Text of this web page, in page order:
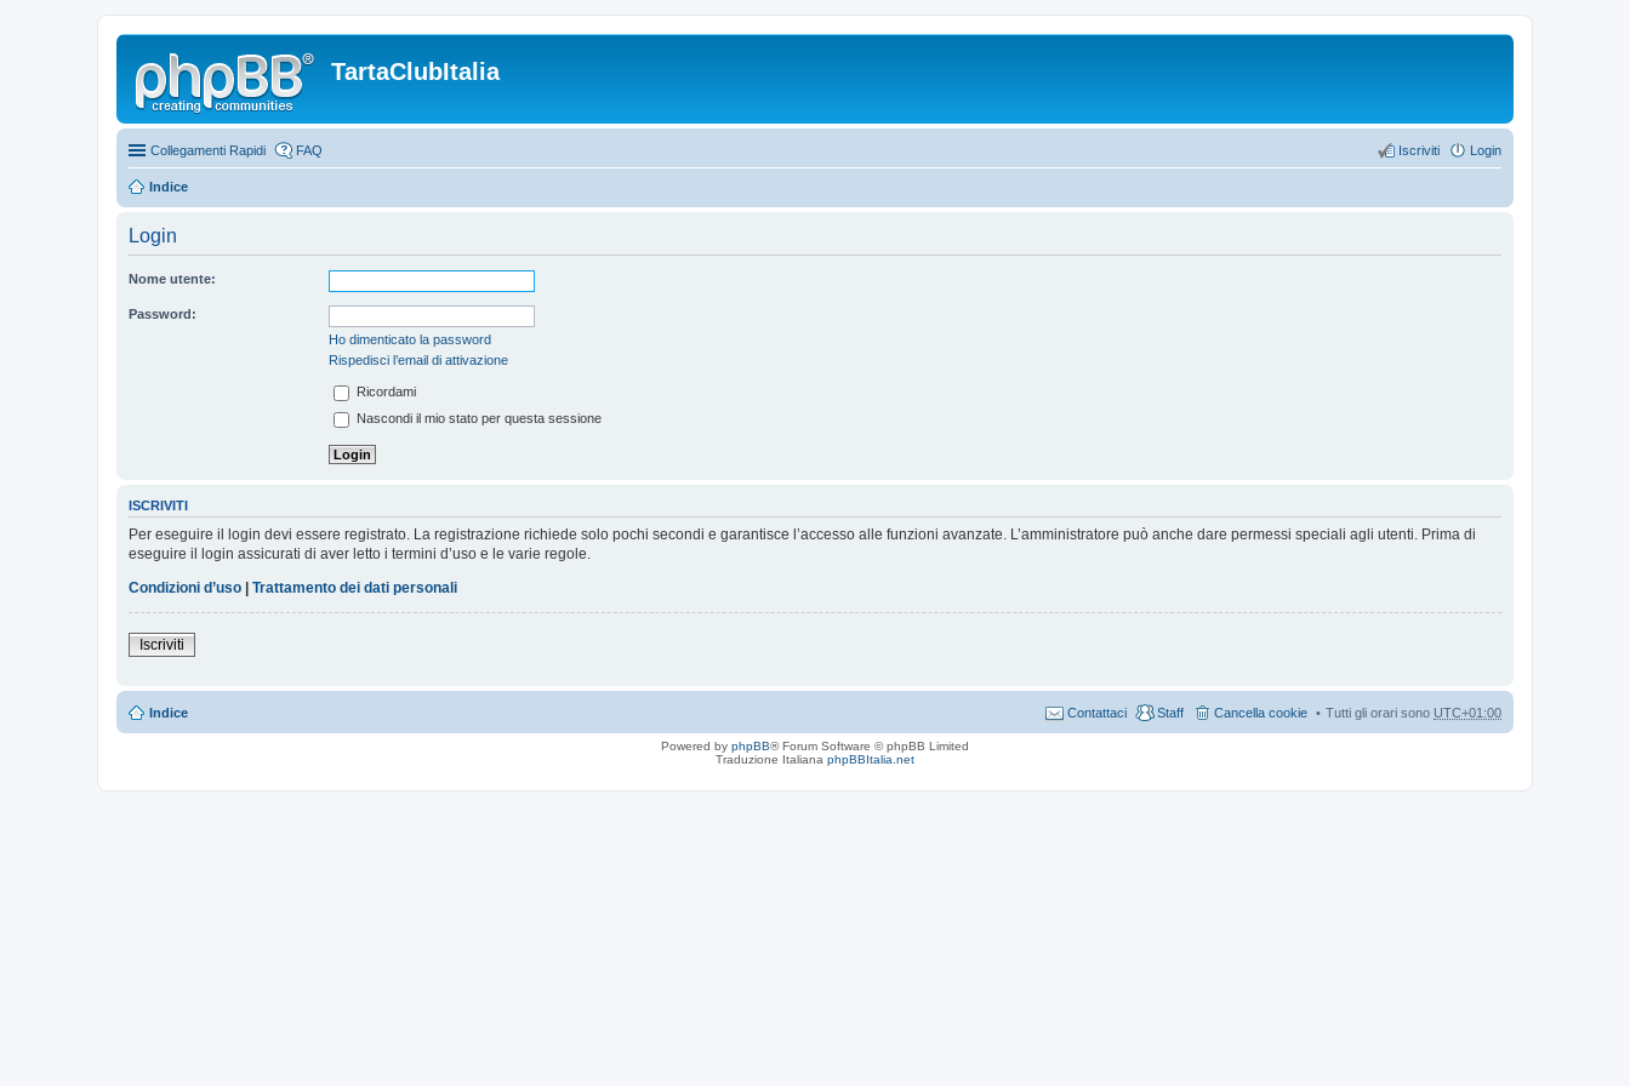
TartaClubItalia
Collegamenti Rapidi FAQ Login
Iscriviti
Indice
Login
Nome utente:
Password:
Ho dimenticato la password
Rispedisci l’email di attivazione
Ricordami
Nascondi il mio stato per questa sessione
ISCRIVITI
Per eseguire il login devi essere registrato. La registrazione richiede solo pochi secondi e garantisce l’accesso alle funzioni avanzate. L’amministratore può anche dare permessi speciali agli utenti. Prima di
eseguire il login assicurati di aver letto i termini d’uso e le varie regole.
Condizioni d’uso | Trattamento dei dati personali
Iscriviti
Indice Tutti gli orari sono UTC+01:00
Cancella cookie
Staff
Contattaci
Powered by phpBB® Forum Software © phpBB Limited
Traduzione Italiana phpBBItalia.net